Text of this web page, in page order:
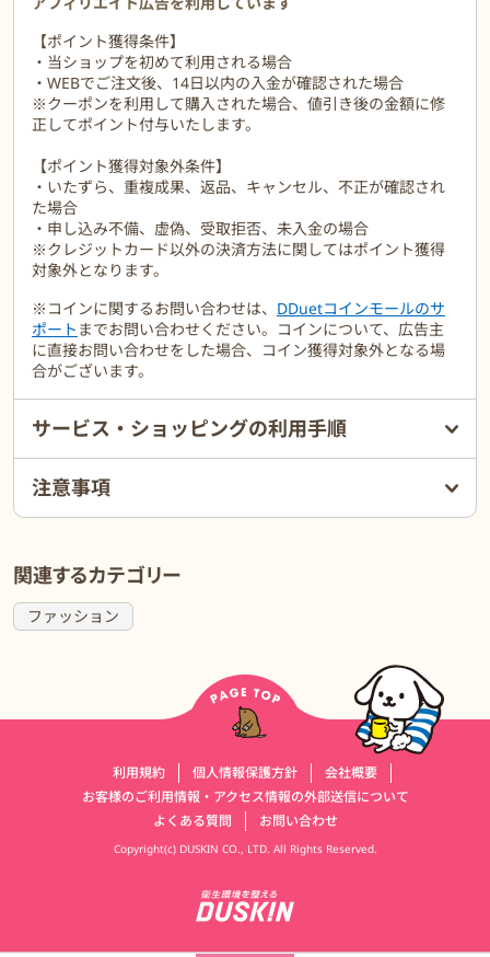
【ポイント獲得条件】
・当ショップを初めて利用される場合
・WEBでご注文後、14日以内の入金が確認された場合
※クーポンを利用して購入された場合、値引き後の金額に修
正してポイント付与いたします。
【ポイント獲得対象外条件】
・いたずら、重複成果、返品、キャンセル、不正が確認され
た場合
・申し込み不備、虚偽、受取拒否、未入金の場合
※クレジットカード以外の決済方法に関してはポイント獲得
対象外となります。
※コインに関するお問い合わせは、 DDuetコインモールのサ
ポート までお問い合わせください。コインについて、広告主
に直接お問い合わせをした場合、コイン獲得対象外となる場
合がございます。
サービス・ショッピングの利用手順
注意事項
関連するカテゴリー
ファッション
利用規約 個人情報保護方針
会社概要
お客様のご利用情報・アクセス情報の外部送信について
よくある質問
お問い合わせ
Copyright(c) DUSKIN CO., LTD. All Rights Reserved.